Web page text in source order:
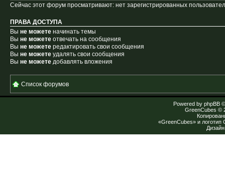
Сейчас этот форум просматривают: нет зарегистрированных
ПРАВА ДОСТУПА
Вы не можете начинать темы
Вы не можете отвечать на сообщения
Вы не можете редактировать свои сообщения
Вы не можете удалять свои сообщения
Вы не можете добавлять вложения
Список форумов
Powered by phpBB
GreenCubes ©
«GreenCubes» и